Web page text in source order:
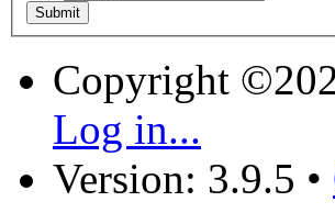
Copyright
Log in...
Version: 3.9.5 •